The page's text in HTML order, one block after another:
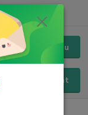
Menu
Hledat